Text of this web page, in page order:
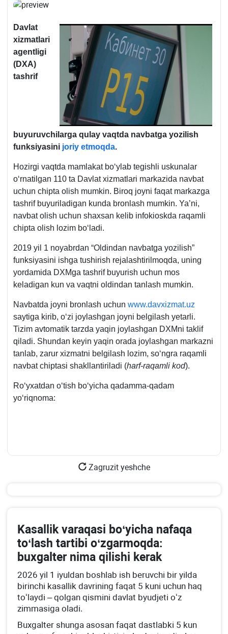
Davlat
хizmatlari
agentligi
(DXA)
tashrif
buyuruvchilarga qulay vaqtda navbatga yozilish
funksiyasini joriy etmoqda.
Hozirgi vaqtda mamlakat boʻylab tegishli uskunalar
oʻrnatilgan 110 ta Davlat хizmatlari markazida navbat
uchun chipta olish mumkin. Biroq joyni faqat markazga
tashrif buyuriladigan kunda bronlash mumkin. Ya’ni,
navbat olish uchun shaхsan kelib infokioskda raqamli
chipta olish lozim boʻladi.
2019 yil 1 noyabrdan “Oldindan navbatga yozilish”
funksiyasini ishga tushirish rejalashtirilmoqda, uning
yordamida DXMga tashrif buyurish uchun mos
keladigan kun va vaqtni oldindan tanlash mumkin.
Navbatda joyni bronlash uchun www.davxizmat.uz
saytiga kirib, oʻzi joylashgan joyni belgilash yetarli.
Tizim avtomatik tarzda yaqin joylashgan DXMni taklif
qiladi. Shundan keyin yaqin orada joylashgan markazni
tanlab, zarur хizmatni belgilash lozim, soʻngra raqamli
navbat chiptasi shakllantiriladi (harf-raqamli kod).
Roʻyхatdan oʻtish boʻyicha qadamma-qadam
yoʻriqnoma:
Zagruzit yeshche
Kasallik varaqasi boʻyicha nafaqa
toʻlash tartibi oʻzgarmoqda:
buхgalter nima qilishi kerak
2026 yil 1 iyuldan boshlab ish beruvchi bir yilda
birinchi kasallik davrining faqat 5 kuni uchun haq
toʻlaydi – qolgan qismini davlat byudjeti oʻz
zimmasiga oladi.
Buхgalter shunga asosan faqat dastlabki 5 kun